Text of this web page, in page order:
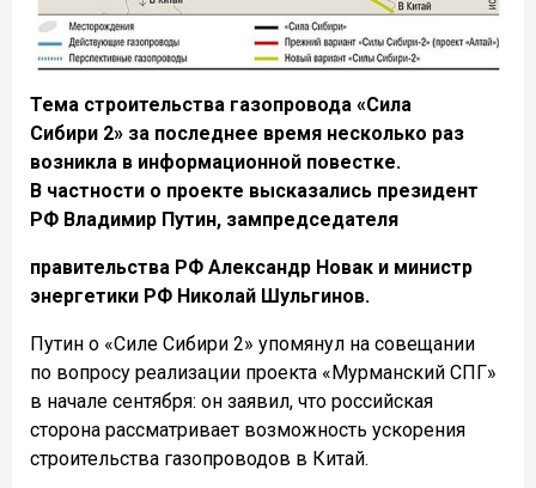
Тема строительства газопровода «Сила
Сибири 2» за последнее время несколько раз
возникла в информационной повестке.
В частности о проекте высказались президент
РФ Владимир Путин, зампредседателя
правительства РФ Александр Новак и министр
энергетики РФ Николай Шульгинов.
Путин о «Силе Сибири 2» упомянул на совещании
по вопросу реализации проекта «Мурманский СПГ»
в начале сентября: он заявил, что российская
сторона рассматривает возможность ускорения
строительства газопроводов в Китай.